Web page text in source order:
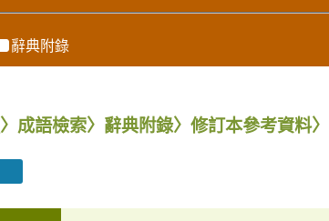
辭典附錄
〉成語檢索〉辭典附錄〉修訂本參考資料〉